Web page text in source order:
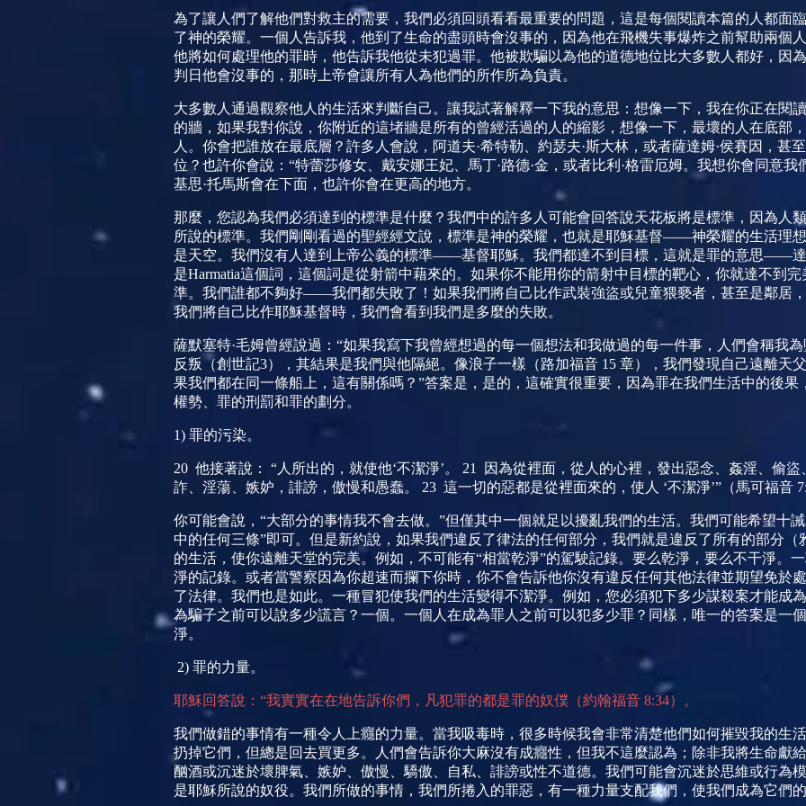
為了讓人們了解他們對救主的需要，我們必須回頭看看最重要的問題，這是每個閱讀本篇的人都面
了神的榮耀。一個人告訴我，他到了生命的盡頭時會沒事的，因為他在飛機失事爆炸之前幫助兩個
他將如何處理他的罪時，他告訴我他從未犯過罪。他被欺騙以為他的道德地位比大多數人都好，因
判日他會沒事的，那時上帝會讓所有人為他們的所作所為負責。
大多數人通過觀察他人的生活來判斷自己。讓我試著解釋一下我的意思：想像一下，我在你正在閱
的牆，如果我對你說，你附近的這堵牆是所有的曾經活過的人的縮影，想像一下，最壞的人在底部
人。你會把誰放在最底層？許多人會說，阿道夫·希特勒、約瑟夫·斯大林，或者薩達姆·侯賽因，甚
位？也許你會說：“特蕾莎修女、戴安娜王妃、馬丁·路德·金，或者比利·格雷厄姆。我想你會同意
基思·托馬斯會在下面，也許你會在更高的地方。
那麼，您認為我們必須達到的標準是什麼？我們中的許多人可能會回答說天花板將是標準，因為人
所說的標準。我們剛剛看過的聖經經文說，標準是神的榮耀，也就是耶穌基督——神榮耀的生活理
是天空。我們沒有人達到上帝公義的標準——基督耶穌。我們都達不到目標，這就是罪的意思——
是Harmatia這個詞，這個詞是從射箭中藉來的。如果你不能用你的箭射中目標的靶心，你就達不到
準。我們誰都不夠好——我們都失敗了！如果我們將自己比作武裝強盜或兒童猥褻者，甚至是鄰居
我們將自己比作耶穌基督時，我們會看到我們是多麼的失敗。
薩默塞特·毛姆曾經說過：“如果我寫下我曾經想過的每一個想法和我做過的每一件事，人們會稱我
反叛（創世記3），其結果是我們與他隔絕。像浪子一樣（路加福音 15 章），我們發現自己遠離天
果我們都在同一條船上，這有關係嗎？”答案是，是的，這確實很重要，因為罪在我們生活中的後
權勢、罪的刑罰和罪的劃分。
1) 罪的污染。
20 他接著說： “人所出的，就使他‘不潔淨’。 21
因為從裡面，從人的心裡，發出惡念、姦淫、偷盜
詐、淫蕩、嫉妒，誹謗，傲慢和愚蠢。 23 這一切的惡都是從裡面來的，使人 ‘不潔淨’”（馬可福音
你可能會說，“大部分的事情我不會去做。”但僅其中一個就足以擾亂我們的生活。我們可能希望十
中的任何三條”即可。但是新約說，如果我們違反了律法的任何部分，我們就是違反了所有的部分（
的生活，使你遠離天堂的完美。例如，不可能有“相當乾淨”的駕駛記錄。要么乾淨，要么不干淨。
淨的記錄。或者當警察因為你超速而攔下你時，你不會告訴他你沒有違反任何其他法律並期望免於
了法律。我們也是如此。一種冒犯使我們的生活變得不潔淨。例如，您必須犯下多少謀殺案才能成
為騙子之前可以說多少謊言？一個。一個人在成為罪人之前可以犯多少罪？同樣，唯一的答案是一
淨。
2) 罪的力量。
耶穌回答說：“我實實在在地告訴你們，凡犯罪的都是罪的奴僕（約翰福音 8:34）。
我們做錯的事情有一種令人上癮的力量。當我吸毒時，很多時候我會非常清楚他們如何摧毀我的生
扔掉它們，但總是回去買更多。人們會告訴你大麻沒有成癮性，但我不這麼認為；除非我將生命獻
酗酒或沉迷於壞脾氣、嫉妒、傲慢、驕傲、自私、誹謗或性不道德。我們可能會沉迷於思維或行為
是耶穌所說的奴役。我們所做的事情，我們所捲入的罪惡，有一種力量支配我們，使我們成為它們